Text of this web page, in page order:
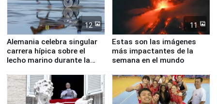
12
Alemania celebra singular
carrera hípica sobre el
lecho marino durante la
11
Estas son las imágenes
más impactantes de la
semana en el mundo